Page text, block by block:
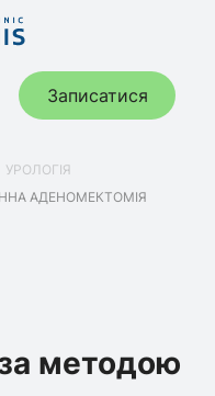
Записатися
УРОЛОГІЯ
АДЕНОМЕКТОМІЯ
методою